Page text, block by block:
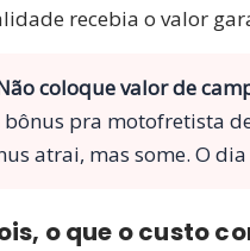
recebia o valor
coloque valor de
bônus pra motofretista
atrai, mas some. O
o que o custo